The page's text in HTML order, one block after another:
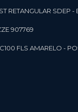
RETANGULAR SDEP -
907769
FLS AMARELO -